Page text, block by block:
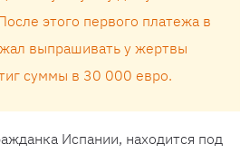
этого первого платежа в
выпрашивать у жертвы
суммы в 30 000 евро.
Испании, находится под